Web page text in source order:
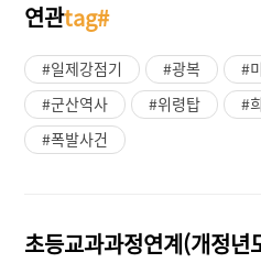
연관tag#
#일제강점기 #광복 #
#군산역사
#위령탑 #
#폭발사건
초등교과과정연계(개정년